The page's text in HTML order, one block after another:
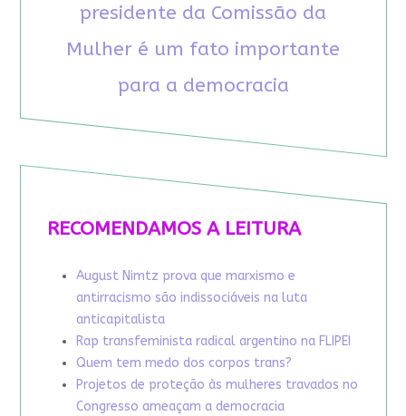
presidente da Comissão da
Mulher é um fato importante
para a democracia
RECOMENDAMOS A LEITURA
August Nimtz prova que marxismo e
antirracismo são indissociáveis na luta
anticapitalista
Rap transfeminista radical argentino na FLIPEI
Quem tem medo dos corpos trans?
Projetos de proteção às mulheres travados no
Congresso ameaçam a democracia